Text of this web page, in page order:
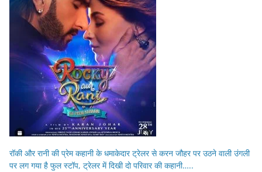
रॉकी और रानी की प्रेम कहानी के धमाकेदार ट्रेलर से करन जौहर पर उठने वाली उंगली
पर लग गया है फुल स्टॉप, ट्रेलर में दिखी दो परिवार की कहानी…..